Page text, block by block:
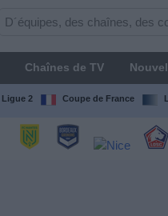
Chaînes de TV
Ligue 2 Coupe de France